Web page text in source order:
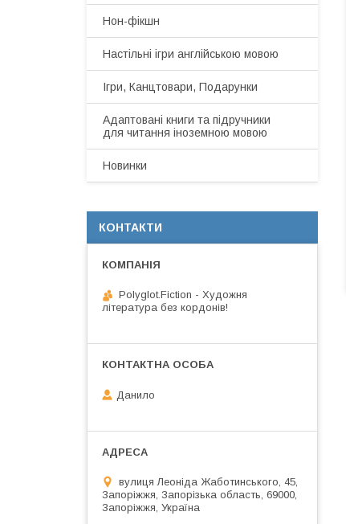
Нон-фікшн
Настільні ігри англійською мовою
Ігри, Канцтовари, Подарунки
Адаптовані книги та підручники
для читання іноземною мовою
Новинки
КОНТАКТИ
Polyglot.Fiction - Художня
література без кордонів!
Данило
вулиця Леоніда Жаботинського, 45,
Запоріжжя, Запорізька область, 69000,
Запоріжжя, Україна